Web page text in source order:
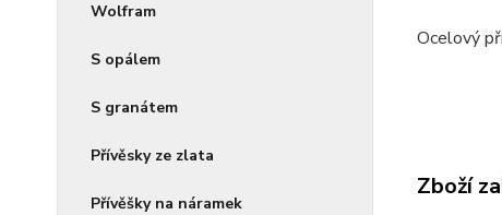
Wolfram
S opálem
S granátem
Přívěsky ze zlata
Přívěšky na náramek
Ocelový
Zboží